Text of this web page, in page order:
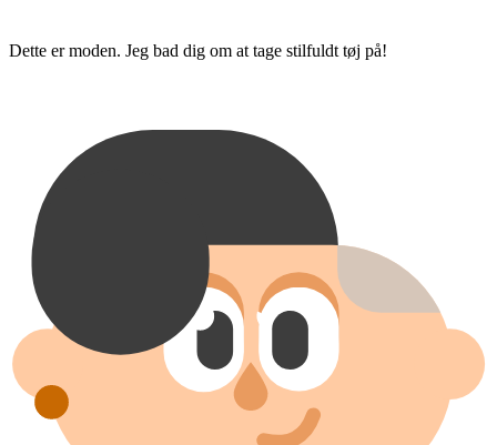
Dette er moden. Jeg bad dig om at tage stilfuldt tøj på!